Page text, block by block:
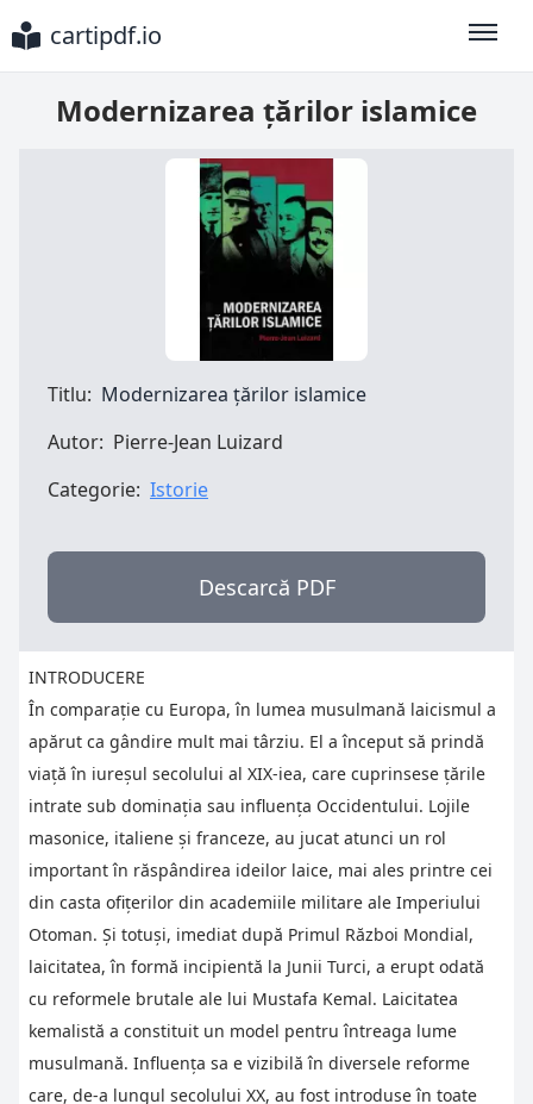
cartipdf.io
Modernizarea țărilor islamice
Titlu: Modernizarea țărilor islamice
Autor: Pierre-Jean Luizard
Categorie: Istorie
Descarcă PDF
INTRODUCERE
În comparaţie cu Europa, în lumea musulmană laicismul a
apărut ca gândire mult mai târziu. El a început să prindă
viaţă în iureşul secolului al XIX-iea, care cuprinsese ţările
intrate sub dominaţia sau influenţa Occidentului. Lojile
masonice, italiene şi franceze, au jucat atunci un rol
important în răspândirea ideilor laice, mai ales printre cei
din casta ofiţerilor din academiile militare ale Imperiului
Otoman. Şi totuşi, imediat după Primul Război Mondial,
laicitatea, în formă incipientă la Junii Turci, a erupt odată
cu reformele brutale ale lui Mustafa Kemal. Laicitatea
kemalistă a constituit un model pentru întreaga lume
musulmană. Influenţa sa e vizibilă în diversele reforme
care, de-a lungul secolului XX, au fost introduse în toate